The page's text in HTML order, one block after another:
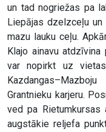
un tad nogriežas pa
Liepājas dzelzceļu
mazu lauku ceļu.
Klajo ainavu
var nopirkt uz
Grantnieku karjeru.
ved pa Rietumkursas
augstākie reljefa